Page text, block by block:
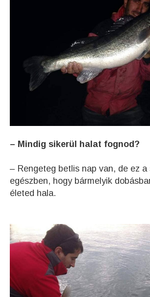
– Mindig sikerül halat fognod?
– Rengeteg betlis nap van, de ez a
egészben, hogy bármelyik
életed hala.